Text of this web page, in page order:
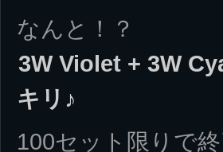
なんと！？
3W Violet + 3W
キリ♪
100セット限りで終